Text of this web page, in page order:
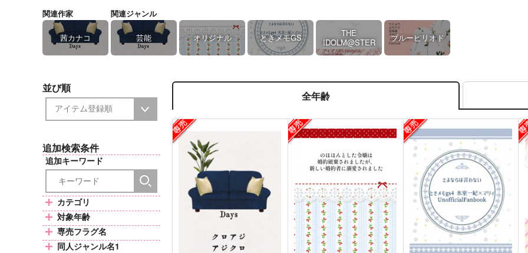
関連作家
茜カナコ
関連ジャンル
芸能 オリジナル ときメモGS
THE
IDOLM@STER
ブルーピリオド
並び順
追加検索条件
追加キーワード
カテゴリ
対象年齢
専売フラグ名
同人ジャンル名1
全年齢